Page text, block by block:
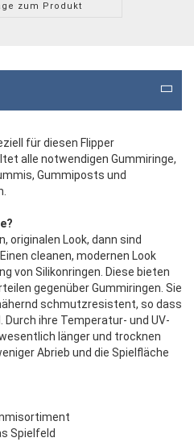
zum Produkt
für diesen Flipper
alle notwendigen Gummiringe,
Gummiposts und
originalen Look, dann sind
cleanen, modernen Look
von Silikonringen. Diese bieten
gegenüber Gummiringen. Sie
schmutzresistent, so dass
ihre Temperatur- und UV-
länger und trocknen
Abrieb und die Spielfläche
Spielfeld